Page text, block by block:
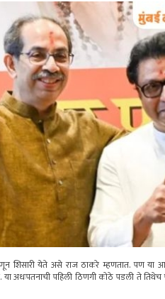
शिसारी येते असे राज ठाकरे म्हणतात. पण या
या अधःपतनाची पहिली ठिणगी कोठे पडली ते